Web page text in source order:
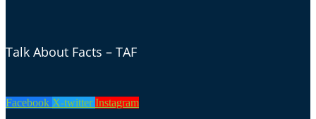
Talk About Facts – TAF
Facebook X-twitter Instagram